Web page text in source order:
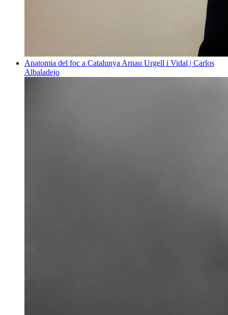
Anatomia del foc a Catalunya Arnau Urgell i Vidal | Carlos
Albaladejo